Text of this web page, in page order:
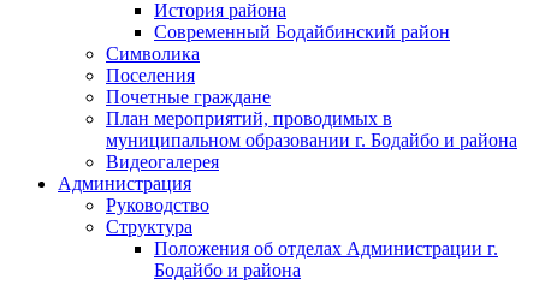
История района
Современный Бодайбинский район
Символика
Поселения
Почетные граждане
План мероприятий, проводимых в
муниципальном образовании г. Бодайбо и района
Видеогалерея
Администрация
Руководство
Структура
Положения об отделах Администрации г.
Бодайбо и района